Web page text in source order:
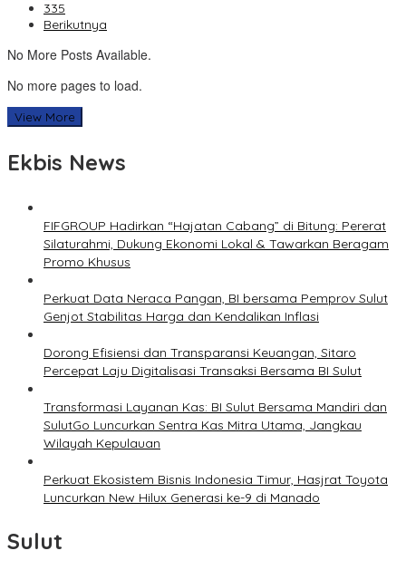
335
Berikutnya
No More Posts Available.
No more pages to load.
View More
Ekbis News
FIFGROUP Hadirkan “Hajatan Cabang” di Bitung: Pererat
Silaturahmi, Dukung Ekonomi Lokal & Tawarkan Beragam
Promo Khusus
Perkuat Data Neraca Pangan, BI bersama Pemprov Sulut
Genjot Stabilitas Harga dan Kendalikan Inflasi
Dorong Efisiensi dan Transparansi Keuangan, Sitaro
Percepat Laju Digitalisasi Transaksi Bersama BI Sulut
Transformasi Layanan Kas: BI Sulut Bersama Mandiri dan
SulutGo Luncurkan Sentra Kas Mitra Utama, Jangkau
Wilayah Kepulauan
Perkuat Ekosistem Bisnis Indonesia Timur, Hasjrat Toyota
Luncurkan New Hilux Generasi ke-9 di Manado
Sulut